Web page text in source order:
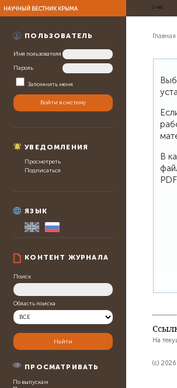
НАУЧНЫЙ ВЕСТНИК КРЫМА
ПОЛЬЗОВАТЕЛЬ
Имя пользователя
Пароль
Запомнить меня
УВЕДОМЛЕНИЯ
Просмотреть
Подписаться
ЯЗЫК
КОНТЕНТ ЖУРНАЛА
Поиск
Область поиска
ПРОСМАТРИВАТЬ
По выпускам
О НАС
Главная
В
На
(c)